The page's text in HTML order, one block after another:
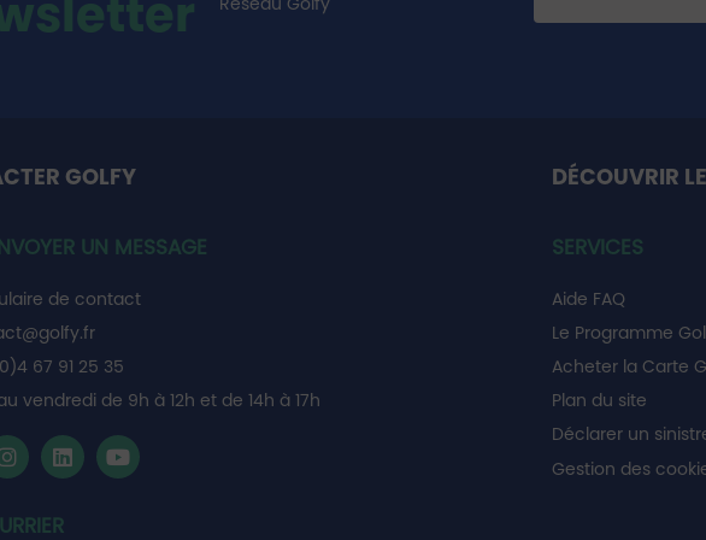
GOLFY
UN MESSAGE
de contact
67 91 25 35
vendredi de 9h à 12h et de 14h à 17h
DÉCOUVRIR
SERVICES
Aide FAQ
Le Programme
Acheter la Carte
Plan du site
Déclarer un
Gestion des